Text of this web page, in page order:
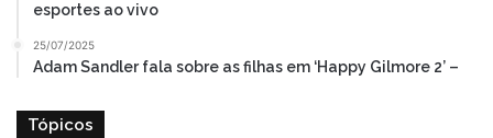
esportes ao vivo
25/07/2025
Adam Sandler fala sobre as filhas em ‘Happy Gilmore 2’ –
Tópicos